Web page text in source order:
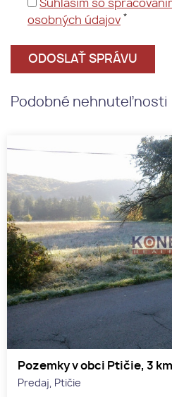
Súhlasím so
osobných údajov *
Podobné nehnuteľnosti
Pozemky v obci Ptičie, 3
Predaj, Ptičie